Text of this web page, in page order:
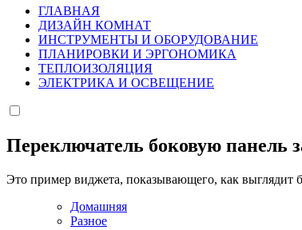
ГЛАВНАЯ
ДИЗАЙН КОМНАТ
ИНСТРУМЕНТЫ И ОБОРУДОВАНИЕ
ПЛАНИРОВКИ И ЭРГОНОМИКА
ТЕПЛОИЗОЛЯЦИЯ
ЭЛЕКТРИКА И ОСВЕЩЕНИЕ
Переключатель боковую панель
Это пример виджета, показывающего, как выглядит
Домашняя
Разное